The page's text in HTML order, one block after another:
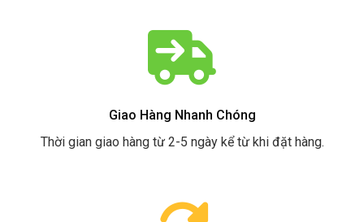
Giao Hàng Nhanh Chóng
Thời gian giao hàng từ 2-5 ngày kể từ khi đặt hàng.